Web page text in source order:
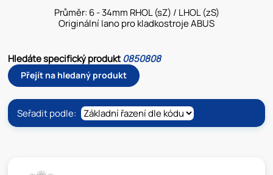
Průměr: 6 - 34mm RHOL (sZ) / LHOL (zS)
Originální lano pro kladkostroje ABUS
Hledáte specifický produkt0850808
Přejít na hledaný produkt
Seřadit podle: